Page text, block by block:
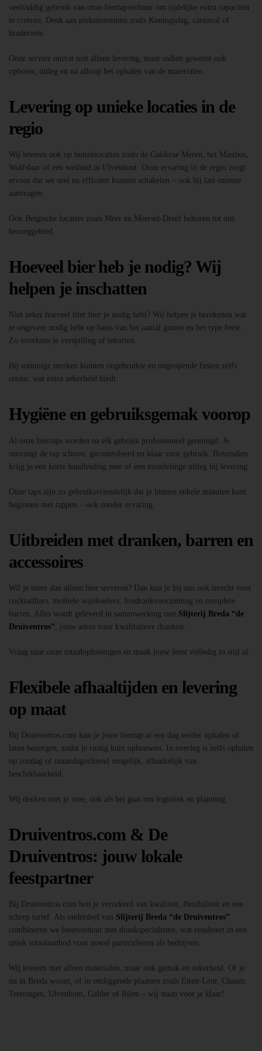
veelvuldig gebruik van onze biertapverhuur om tijdelijke extra capaciteit
te creëren. Denk aan piekmomenten zoals Koningsdag, carnaval of
braderieën.
Onze service omvat niet alleen levering, maar indien gewenst ook
opbouw, uitleg en na afloop het ophalen van de materialen.
Levering op unieke locaties in de
regio
Wij leveren ook op buitenlocaties zoals de Galderse Meren, het Mastbos,
Wolfslaar of een weiland in Ulvenhout. Onze ervaring in de regio zorgt
ervoor dat we snel en efficiënt kunnen schakelen – ook bij last-minute
aanvragen.
Ook Belgische locaties zoals Meer en Meersel-Dreef behoren tot ons
bezorggebied.
Hoeveel bier heb je nodig? Wij
helpen je inschatten
Niet zeker hoeveel liter bier je nodig hebt? Wij helpen je berekenen wat
je ongeveer nodig hebt op basis van het aantal gasten en het type feest.
Zo voorkom je verspilling of tekorten.
Bij sommige merken kunnen ongebruikte en ongeopende fusten zelfs
retour, wat extra zekerheid biedt.
Hygiëne en gebruiksgemak voorop
Al onze biertaps worden na elk gebruik professioneel gereinigd. Je
ontvangt de tap schoon, gecontroleerd en klaar voor gebruik. Bovendien
krijg je een korte handleiding mee of een mondelinge uitleg bij levering.
Onze taps zijn zo gebruiksvriendelijk dat je binnen enkele minuten kunt
beginnen met tappen – ook zonder ervaring.
Uitbreiden met dranken, barren en
accessoires
Wil je meer dan alleen bier serveren? Dan kun je bij ons ook terecht voor
cocktailbars, mobiele wijnkoelers, frisdrankvoorziening en complete
barren. Alles wordt geleverd in samenwerking met Slijterij Breda “de
Druiventros” , jouw adres voor kwalitatieve dranken.
Vraag naar onze totaaloplossingen en maak jouw feest volledig in stijl af.
Flexibele afhaaltijden en levering
op maat
Bij Druiventros.com kun je jouw biertap al een dag eerder ophalen of
laten bezorgen, zodat je rustig kunt opbouwen. In overleg is zelfs ophalen
op zondag of maandagochtend mogelijk, afhankelijk van
beschikbaarheid.
Wij denken met je mee, ook als het gaat om logistiek en planning.
Druiventros.com & De
Druiventros: jouw lokale
feestpartner
Bij Druiventros.com ben je verzekerd van kwaliteit, flexibiliteit en een
scherp tarief. Als onderdeel van Slijterij Breda “de Druiventros”
combineren we feestverhuur met drankspecialisme, wat resulteert in een
uniek totaalaanbod voor zowel particulieren als bedrijven.
Wij leveren niet alleen materialen, maar ook gemak en zekerheid. Of je
nu in Breda woont, of in omliggende plaatsen zoals Etten-Leur, Chaam,
Teteringen, Ulvenhout, Galder of Rijen – wij staan voor je klaar!